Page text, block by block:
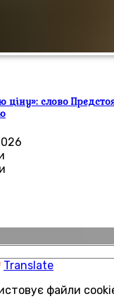
слово
Translate
файли